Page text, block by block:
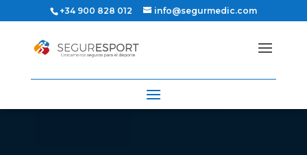
+34 900 828 012 info@segurmedic.com